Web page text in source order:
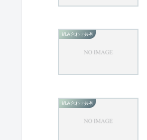
組み合わせ共有
組み合わせ共有